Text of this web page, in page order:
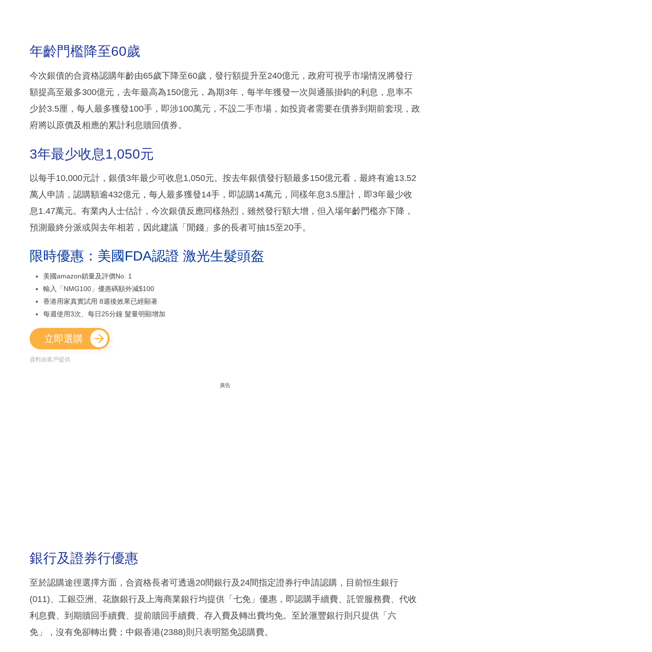
年齡門檻降至60歲
今次銀債的合資格認購年齡由65歲下降至60歲，發行額提升至240億元，政府可視乎市場情況將發行
額提高至最多300億元，去年最高為150億元，為期3年，每半年獲發一次與通脹掛鈎的利息，息率不
少於3.5厘，每人最多獲發100手，即涉100萬元，不設二手市場，如投資者需要在債券到期前套現，政
府將以原價及相應的累計利息贖回債券。
3年最少收息1,050元
以每手10,000元計，銀債3年最少可收息1,050元。按去年銀債發行額最多150億元看，最終有逾13.52
萬人申請，認購額逾432億元，每人最多獲發14手，即認購14萬元，同樣年息3.5厘計，即3年最少收
息1.47萬元。有業內人士估計，今次銀債反應同樣熱烈，雖然發行額大增，但入場年齡門檻亦下降，
預測最終分派或與去年相若，因此建議「閒錢」多的長者可抽15至20手。
限時優惠：美國FDA認證 激光生髮頭盔
美國amazon鎖量及評價No. 1
輸入「NMG100」優惠碼額外減$100
香港用家真實試用 8週後效果已經顯著
每週使用3次、每日25分鐘 髮量明顯增加
立即選購
資料由客戶提供
廣告
銀行及證券行優惠
至於認購途徑選擇方面，合資格長者可透過20間銀行及24間指定證券行申請認購，目前恒生銀行
(011)、工銀亞洲、花旗銀行及上海商業銀行均提供「七免」優惠，即認購手續費、託管服務費、代收
利息費、到期贖回手續費、提前贖回手續費、存入費及轉出費均免。至於滙豐銀行則只提供「六
免」，沒有免卻轉出費；中銀香港(2388)則只表明豁免認購費。